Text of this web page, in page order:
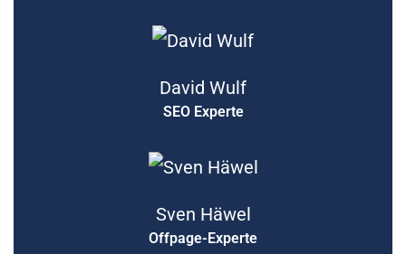
David Wulf
SEO Experte
Sven Häwel
Offpage-Experte